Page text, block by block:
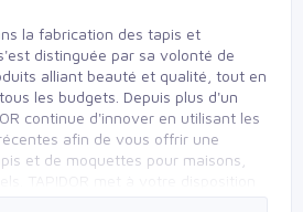
la fabrication des tapis et
distinguée par sa volonté de
alliant beauté et qualité, tout en
les budgets. Depuis plus d'un
continue d'innover en utilisant les
afin de vous offrir une
et de moquettes pour maisons,